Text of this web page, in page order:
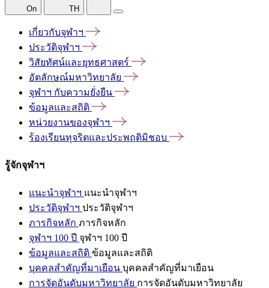
On TH
เกี่ยวกับจุฬาฯ
ประวัติจุฬาฯ
วิสัยทัศน์และยุทธศาสตร์
อัตลักษณ์มหาวิทยาลัย
จุฬาฯ กับความยั่งยืน
ข้อมูลและสถิติ
หน่วยงานของจุฬาฯ
ร้องเรียนทุจริตและประพฤติมิชอบ
รู้จักจุฬาฯ
แนะนำจุฬาฯ แนะนำจุฬาฯ
ประวัติจุฬาฯ ประวัติจุฬาฯ
ภารกิจหลัก ภารกิจหลัก
จุฬาฯ 100 ปี จุฬาฯ 100 ปี
ข้อมูลและสถิติ ข้อมูลและสถิติ
บุคคลสำคัญที่มาเยือน บุคคลสำคัญที่มาเยือน
การจัดอันดับมหาวิทยาลัย การจัดอันดับมหาวิทยาลัย